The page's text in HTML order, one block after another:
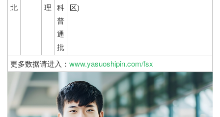
北
理 科
普
通
批
区)
更多数据请进入： www.yasuoshipin.com/fsx